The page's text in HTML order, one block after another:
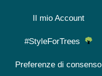
Il mio Account
#StyleForTrees
Preferenze di consenso